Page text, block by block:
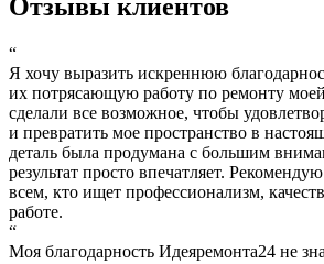
Отзывы клиентов
“
Я хочу выразить искреннюю
их потрясающую работу по ремонту
сделали все возможное, чтобы
и превратить мое пространство в
деталь была продумана с большим
результат просто впечатляет.
всем, кто ищет профессионализм,
работе.
“
Моя благодарность Идеяремонта24 не